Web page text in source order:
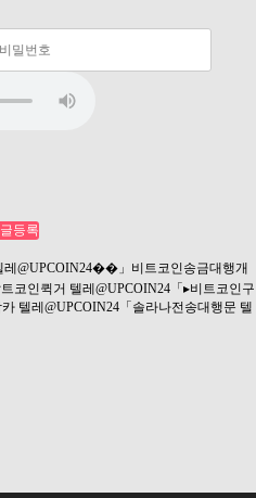
레@UPCOIN24��」비트코인송금대행개
코인퀵거 텔레@UPCOIN24「▸비트코인구
텔레@UPCOIN24「솔라나전송대행문 텔